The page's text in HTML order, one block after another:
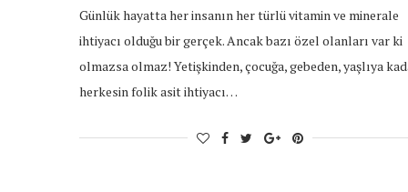
Günlük hayatta her insanın her türlü vitamin ve minerale
ihtiyacı olduğu bir gerçek. Ancak bazı özel olanları var ki
olmazsa olmaz! Yetişkinden, çocuğa, gebeden, yaşlıya
herkesin folik asit ihtiyacı…